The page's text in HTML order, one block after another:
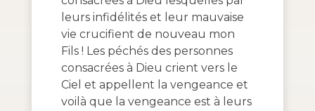
leurs infidélités et leur mauvaise
vie crucifient de nouveau mon
Fils ! Les péchés des personnes
consacrées à Dieu crient vers le
Ciel et appellent la vengeance et
voilà que la vengeance est à leurs